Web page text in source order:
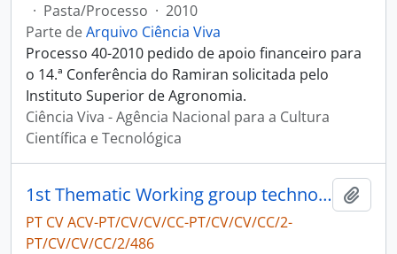
· Pasta/Processo · 2010
Parte deArquivo Ciência Viva
Processo 40-2010 pedido de apoio financeiro para
o 14.ª Conferência do Ramiran solicitada pelo
Instituto Superior de Agronomia.
Ciência Viva - Agência Nacional para a Cultura
Científica e Tecnológica
1st Thematic Working group technology - Comissão Europeia Diretorate General for Education and Culture
PT CV ACV-PT/CV/CV/CC-PT/CV/CV/CC/2-
PT/CV/CV/CC/2/486